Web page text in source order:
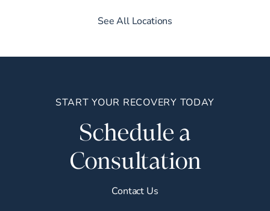
See All Locations
START YOUR RECOVERY TODAY
Schedule a
Consultation
Contact Us